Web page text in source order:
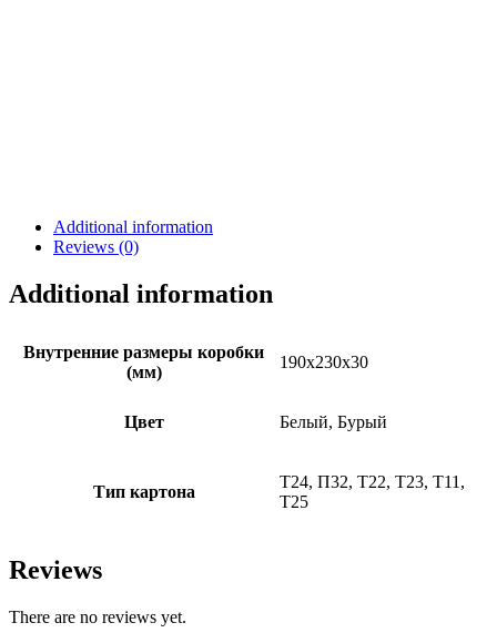
Additional information
Reviews (0)
Additional information
Внутренние размеры коробки
(мм)
190х230х30
Цвет Белый, Бурый
Тип картона
Т24, П32, Т22, Т23, Т11,
Т25
Reviews
There are no reviews yet.